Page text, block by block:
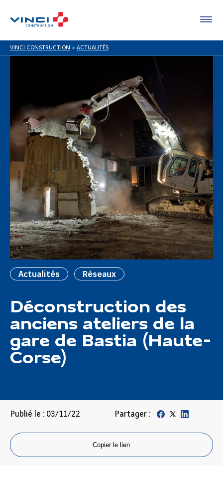
VINCI CONSTRUCTION > ACTUALITÉS
Actualités Réseaux
Déconstruction des
anciens ateliers de la
gare de Bastia (Haute-
Corse)
Publié le : 03/11/22 Partager :
Copier le lien